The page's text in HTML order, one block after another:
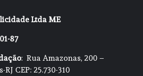
Ltda ME
87
: Rua Amazonas, 200 –
CEP: 25.730-310